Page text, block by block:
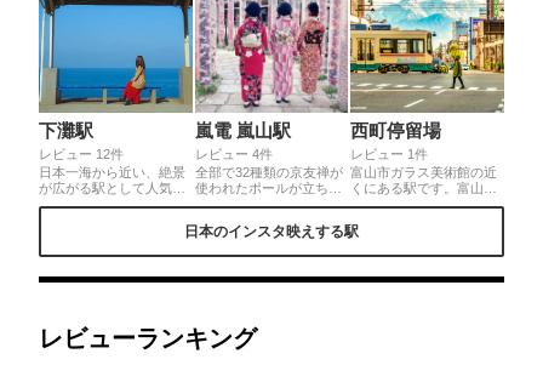
下灘駅
レビュー 12件
日本一海から近い、絶景
が広がる駅として人気の
下灘駅。映画やドラマの
多くの観光客が訪れま
学だけも可能です。あま
り本数は多くないため予
嵐電 嵐山駅
レビュー 4件
全部で32種類の京友禅が
使われたポールが立ち並
ぶ嵐山駅です👘🌿 わたし
ていきました✿✿ 夜はラ
林など、着物が合う場所
ということもあり、おす
すめです🌼🌼
西町停留場
レビュー 1件
富山市ガラス美術館の近
くにある駅です。富山は
立山連峰が街の風景に溶
しい。雪がかぶっている
日本のインスタ映えする駅
レビューランキング